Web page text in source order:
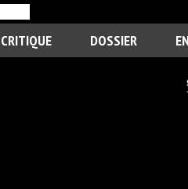
CRITIQUE DOSSIER